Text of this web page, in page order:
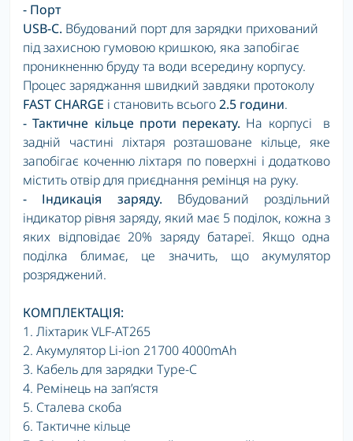
- Порт
USB-C. Вбудований порт для зарядки прихований
під захисною гумовою кришкою, яка запобігає
проникненню бруду та води всередину корпусу.
Процес заряджання швидкий завдяки протоколу
FAST CHARGE і становить всього2.5 години.
- Тактичне кільце проти перекату. На корпусі в
задній частині ліхтаря розташоване кільце, яке
запобігає коченню ліхтаря по поверхні і додатково
містить отвір для приєднання ремінця на руку.
- Індикація заряду. Вбудований роздільний
індикатор рівня заряду, який має 5 поділок, кожна з
яких відповідає 20% заряду батареї. Якщо одна
поділка блимає, це значить, що акумулятор
розряджений.
КОМПЛЕКТАЦІЯ:
1. ЛіхтарикVLF-AT265
2. Акумулятор Li-ion 21700 4000mAh
3. Кабель для зарядки Type-C
4. Ремінець на зап’ястя
5. Сталева скоба
6. Тактичне кільце